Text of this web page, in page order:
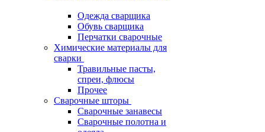
Одежда сварщика
Обувь сварщика
Перчатки сварочные
Химические материалы для
сварки
Травильные пасты,
спреи, флюсы
Прочее
Сварочные шторы
Сварочные занавесы
Сварочные полотна и